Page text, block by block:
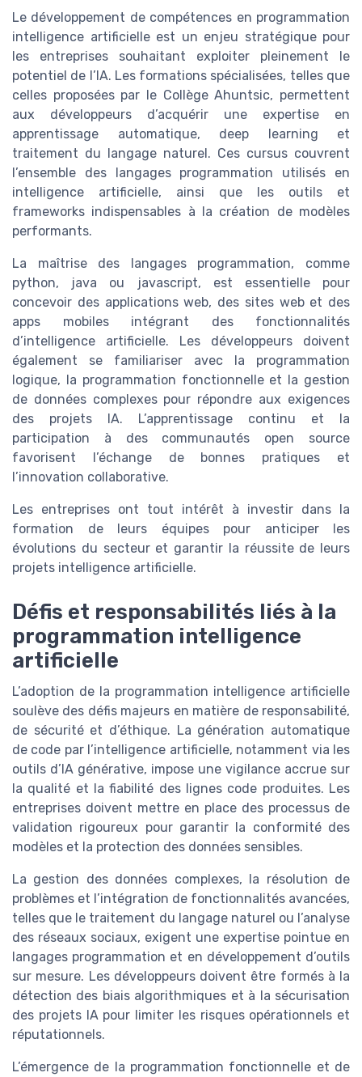
Le développement de compétences en programmation
intelligence artificielle est un enjeu stratégique pour
les entreprises souhaitant exploiter pleinement le
potentiel de l’IA. Les formations spécialisées, telles que
celles proposées par le Collège Ahuntsic, permettent
aux développeurs d’acquérir une expertise en
apprentissage automatique, deep learning et
traitement du langage naturel. Ces cursus couvrent
l’ensemble des langages programmation utilisés en
intelligence artificielle, ainsi que les outils et
frameworks indispensables à la création de modèles
performants.
La maîtrise des langages programmation, comme
python, java ou javascript, est essentielle pour
concevoir des applications web, des sites web et des
apps mobiles intégrant des fonctionnalités
d’intelligence artificielle. Les développeurs doivent
également se familiariser avec la programmation
logique, la programmation fonctionnelle et la gestion
de données complexes pour répondre aux exigences
des projets IA. L’apprentissage continu et la
participation à des communautés open source
favorisent l’échange de bonnes pratiques et
l’innovation collaborative.
Les entreprises ont tout intérêt à investir dans la
formation de leurs équipes pour anticiper les
évolutions du secteur et garantir la réussite de leurs
projets intelligence artificielle.
Défis et responsabilités liés à la
programmation intelligence
artificielle
L’adoption de la programmation intelligence artificielle
soulève des défis majeurs en matière de responsabilité,
de sécurité et d’éthique. La génération automatique
de code par l’intelligence artificielle, notamment via les
outils d’IA générative, impose une vigilance accrue sur
la qualité et la fiabilité des lignes code produites. Les
entreprises doivent mettre en place des processus de
validation rigoureux pour garantir la conformité des
modèles et la protection des données sensibles.
La gestion des données complexes, la résolution de
problèmes et l’intégration de fonctionnalités avancées,
telles que le traitement du langage naturel ou l’analyse
des réseaux sociaux, exigent une expertise pointue en
langages programmation et en développement d’outils
sur mesure. Les développeurs doivent être formés à la
détection des biais algorithmiques et à la sécurisation
des projets IA pour limiter les risques opérationnels et
réputationnels.
L’émergence de la programmation fonctionnelle et de